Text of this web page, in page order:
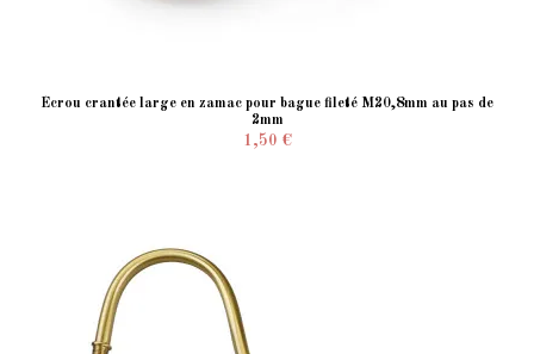
Écrou crantée large en zamac pour bague fileté M20,8mm au pas de
2mm
1,50 €